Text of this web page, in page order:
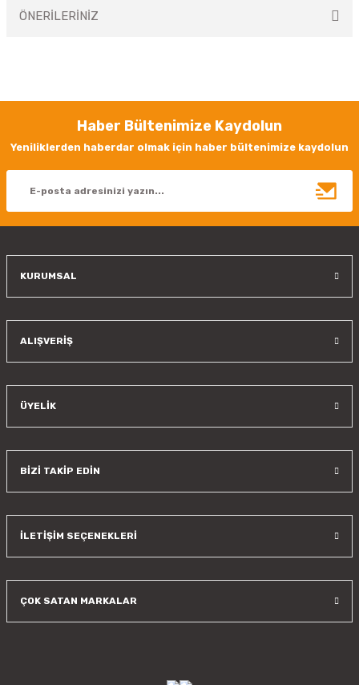
ÖNERİLERİNİZ
Görüş ve önerileriniz için teşekkür ederiz.
Ürün resmi kalitesiz, bozuk veya görüntülenemiyor.
Ürün bilgilerinde hatalar bulunuyor.
Haber Bültenimize Kaydolun
Yeniliklerden haberdar olmak için haber bültenimize kaydolun
KURUMSAL
ALIŞVERİŞ
ÜYELİK
BİZİ TAKİP EDİN
İLETİŞİM SEÇENEKLERİ
ÇOK SATAN MARKALAR